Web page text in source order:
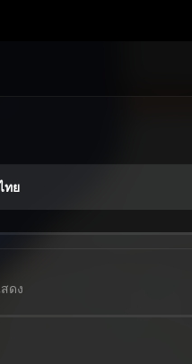
ทย
ดง